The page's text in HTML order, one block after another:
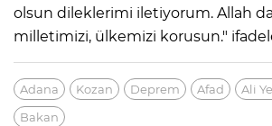
olsun dileklerimi iletiyorum. Allah
milletimizi, ülkemizi korusun."
Adana Kozan Deprem Afad Ali
Bakan